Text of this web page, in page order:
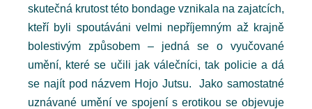
skutečná krutost této bondage vznikala na zajatcích,
kteří byli spoutáváni velmi nepříjemným až krajně
bolestivým způsobem – jedná se o vyučované
umění, které se učili jak válečníci, tak policie a dá
se najít pod názvem Hojo Jutsu. Jako samostatné
uznávané umění ve spojení s erotikou se objevuje